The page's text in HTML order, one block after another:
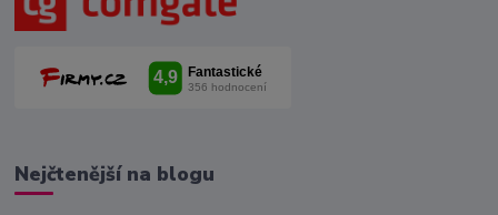
Nejčtenější na blogu